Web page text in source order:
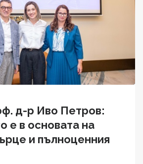
д-р Иво Петров:
е в основата на
и пълноценния